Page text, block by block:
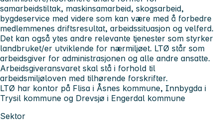
samarbeidstiltak, maskinsamarbeid, skogsarbeid,
bygdeservice med videre som kan være med å forbedre
medlemmenes driftsresultat, arbeidssituasjon og velferd.
Det kan også ytes andre relevante tjenester som styrker
landbruket/er utviklende for nærmiljøet. LTØ står som
arbeidsgiver for administrasjonen og alle andre ansatte.
Arbeidsgiveransvaret skal stå i forhold til
arbeidsmiljøloven med tilhørende forskrifter.
LTØ har kontor på Flisa i Åsnes kommune, Innbygda i
Trysil kommune og Drevsjø i Engerdal kommune
Sektor